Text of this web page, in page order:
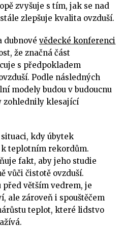
zvyšuje s tím, jak se nad
zlepšuje kvalita ovzduší.
dubnovévědecké konferenci
že značná část
s předpokladem
Podle následných
modely budou v budoucnu
zohlednily klesající
kdy úbytek
k teplotním rekordům.
fakt, aby jeho studie
vůči čistotě ovzduší.
před větším vedrem, je
ale zároveň i spouštěčem
teplot, které lidstvo